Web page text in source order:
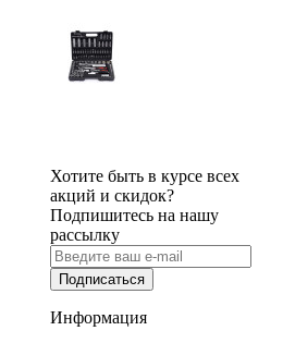
Хотите быть в курсе всех
акций и скидок?
Подпишитесь на нашу
рассылку
Подписаться
Информация